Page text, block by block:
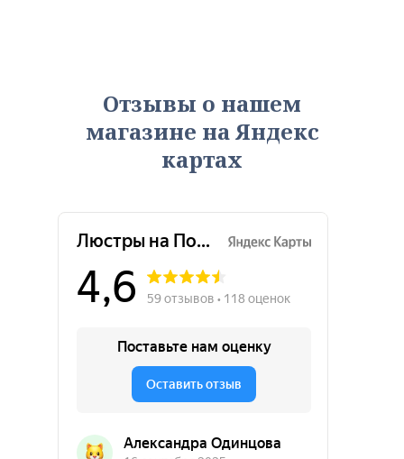
Отзывы о нашем
магазине на Яндекс
картах